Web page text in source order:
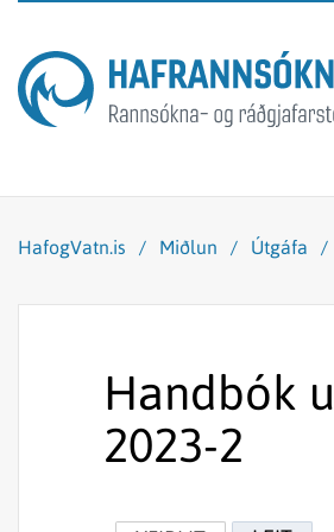
HafogVatn.is / Miðlun / Útgáfa /
Handbók
2023-2